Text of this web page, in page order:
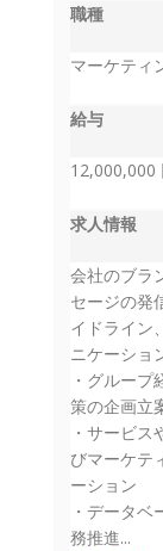
職種
マーケティ
給与
12,000,000
求人情報
会社のブラ
セージの発
イドライン
ニケーショ
・グルー
策の企画立
・サービ
びマーケテ
ーション
・データ
務推進...